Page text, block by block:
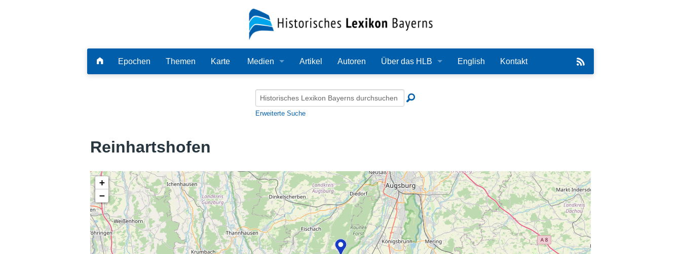
Epochen Themen Karte Medien
Audio
Alle Dateien
Artikel Autoren Über das HLB
Redaktion
Bearbeitungsstand
Zehn Jahre HLB
Häufige Fragen
Nutzungshinweise
English Kontakt
Erweiterte Suche
Reinhartshofen
+
−